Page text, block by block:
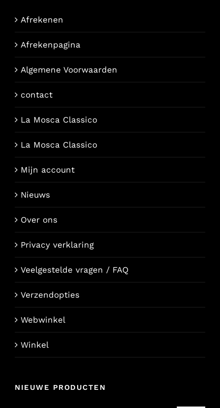
Afrekenen
Afrekenpagina
Algemene Voorwaarden
contact
La Mosca Classico
La Mosca Classico
Mijn account
Nieuws
Over ons
Privacy verklaring
Veelgestelde vragen / FAQ
Verzendopties
Webwinkel
Winkel
NIEUWE PRODUCTEN